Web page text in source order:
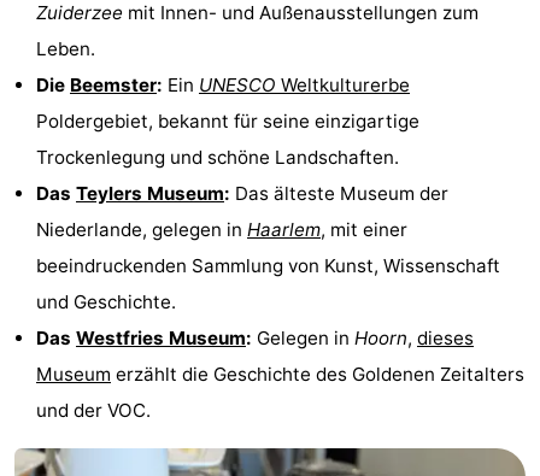
Zuiderzee mit Innen- und Außenausstellungen zum
Leben.
Die Beemster: Ein UNESCO Weltkulturerbe
Poldergebiet, bekannt für seine einzigartige
Trockenlegung und schöne Landschaften.
Das Teylers Museum: Das älteste Museum der
Niederlande, gelegen in Haarlem, mit einer
beeindruckenden Sammlung von Kunst, Wissenschaft
und Geschichte.
Das Westfries Museum: Gelegen in Hoorn, dieses
Museum erzählt die Geschichte des Goldenen Zeitalters
und der VOC.